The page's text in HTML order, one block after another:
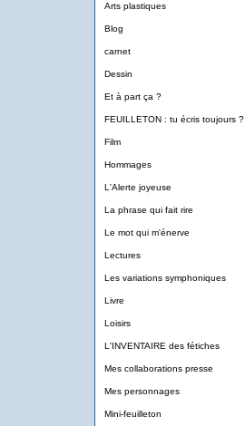
Arts plastiques
Blog
carnet
Dessin
Et à part ça ?
FEUILLETON : tu écris toujours ?
Film
Hommages
L'Alerte joyeuse
La phrase qui fait rire
Le mot qui m'énerve
Lectures
Les variations symphoniques
Livre
Loisirs
L'INVENTAIRE des fétiches
Mes collaborations presse
Mes personnages
Mini-feuilleton